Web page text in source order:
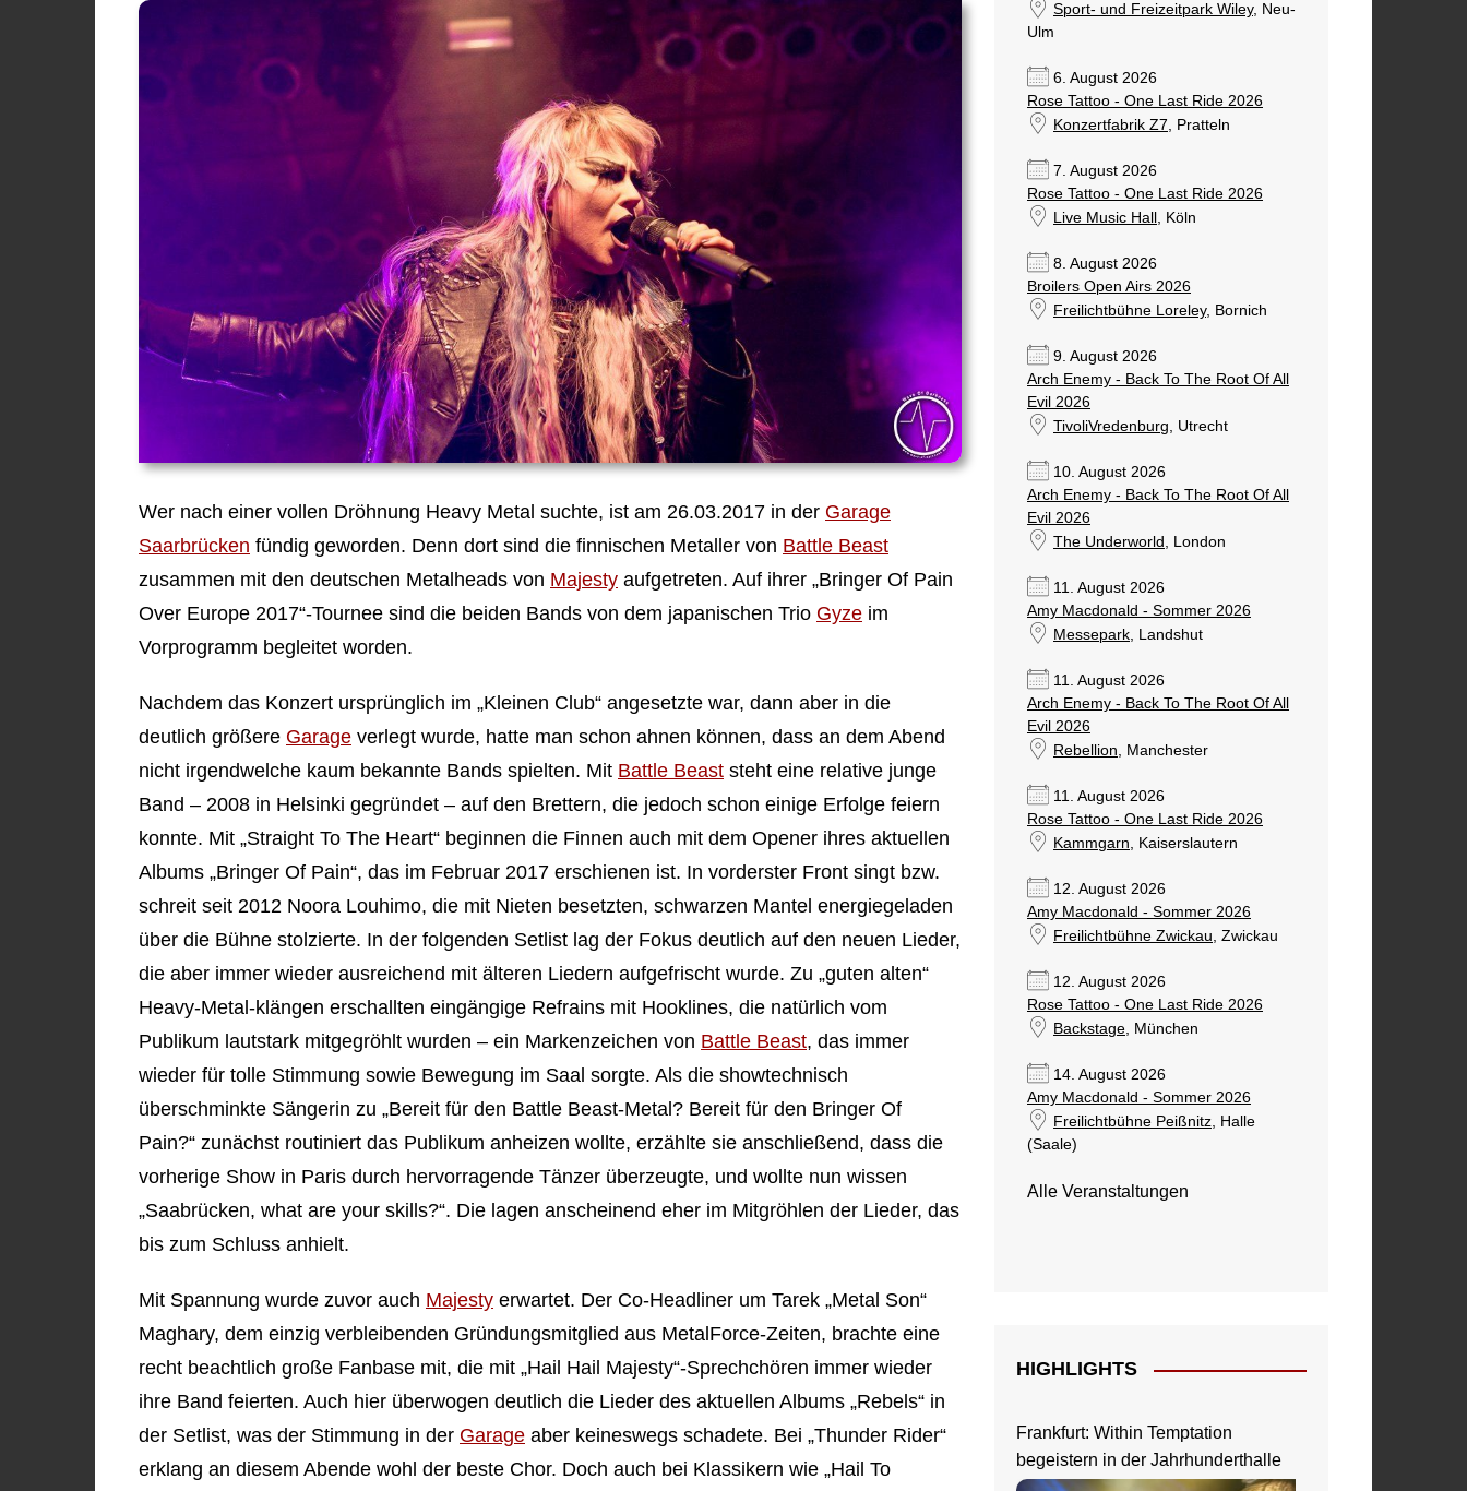
Wer nach einer vollen Dröhnung Heavy Metal suchte, ist am 26.03.2017 in der Garage
Saarbrücken fündig geworden. Denn dort sind die finnischen Metaller von Battle Beast
zusammen mit den deutschen Metalheads von Majesty aufgetreten. Auf ihrer „Bringer Of Pain
Over Europe 2017“-Tournee sind die beiden Bands von dem japanischen Trio Gyze im
Vorprogramm begleitet worden.
Nachdem das Konzert ursprünglich im „Kleinen Club“ angesetzte war, dann aber in die
deutlich größere Garage verlegt wurde, hatte man schon ahnen können, dass an dem Abend
nicht irgendwelche kaum bekannte Bands spielten. Mit Battle Beast steht eine relative junge
Band – 2008 in Helsinki gegründet – auf den Brettern, die jedoch schon einige Erfolge feiern
konnte. Mit „Straight To The Heart“ beginnen die Finnen auch mit dem Opener ihres aktuellen
Albums „Bringer Of Pain“, das im Februar 2017 erschienen ist. In vorderster Front singt bzw.
schreit seit 2012 Noora Louhimo, die mit Nieten besetzten, schwarzen Mantel energiegeladen
über die Bühne stolzierte. In der folgenden Setlist lag der Fokus deutlich auf den neuen Lieder,
die aber immer wieder ausreichend mit älteren Liedern aufgefrischt wurde. Zu „guten alten“
Heavy-Metal-klängen erschallten eingängige Refrains mit Hooklines, die natürlich vom
Publikum lautstark mitgegröhlt wurden – ein Markenzeichen von Battle Beast, das immer
wieder für tolle Stimmung sowie Bewegung im Saal sorgte. Als die showtechnisch
überschminkte Sängerin zu „Bereit für den Battle Beast-Metal? Bereit für den Bringer Of
Pain?“ zunächst routiniert das Publikum anheizen wollte, erzählte sie anschließend, dass die
vorherige Show in Paris durch hervorragende Tänzer überzeugte, und wollte nun wissen
„Saabrücken, what are your skills?“. Die lagen anscheinend eher im Mitgröhlen der Lieder, das
bis zum Schluss anhielt.
Mit Spannung wurde zuvor auch Majesty erwartet. Der Co-Headliner um Tarek „Metal Son“
Maghary, dem einzig verbleibenden Gründungsmitglied aus MetalForce-Zeiten, brachte eine
recht beachtlich große Fanbase mit, die mit „Hail Hail Majesty“-Sprechchören immer wieder
ihre Band feierten. Auch hier überwogen deutlich die Lieder des aktuellen Albums „Rebels“ in
der Setlist, was der Stimmung in der Garage aber keineswegs schadete. Bei „Thunder Rider“
erklang an diesem Abende wohl der beste Chor. Doch auch bei Klassikern wie „Hail To
Sport- und Freizeitpark Wiley, Neu-
Ulm
6. August 2026
Rose Tattoo - One Last Ride 2026
Konzertfabrik Z7, Pratteln
7. August 2026
Rose Tattoo - One Last Ride 2026
Live Music Hall , Köln
8. August 2026
Broilers Open Airs 2026
Freilichtbühne Loreley, Bornich
9. August 2026
Arch Enemy - Back To The Root Of All
Evil 2026
TivoliVredenburg, Utrecht
10. August 2026
Arch Enemy - Back To The Root Of All
Evil 2026
The Underworld , London
11. August 2026
Amy Macdonald - Sommer 2026
Messepark, Landshut
11. August 2026
Arch Enemy - Back To The Root Of All
Evil 2026
Rebellion, Manchester
11. August 2026
Rose Tattoo - One Last Ride 2026
Kammgarn, Kaiserslautern
12. August 2026
Amy Macdonald - Sommer 2026
Freilichtbühne Zwickau, Zwickau
12. August 2026
Rose Tattoo - One Last Ride 2026
Backstage, München
14. August 2026
Amy Macdonald - Sommer 2026
Freilichtbühne Peißnitz, Halle
(Saale)
Alle Veranstaltungen
HIGHLIGHTS
Frankfurt: Within Temptation
begeistern in der Jahrhunderthalle